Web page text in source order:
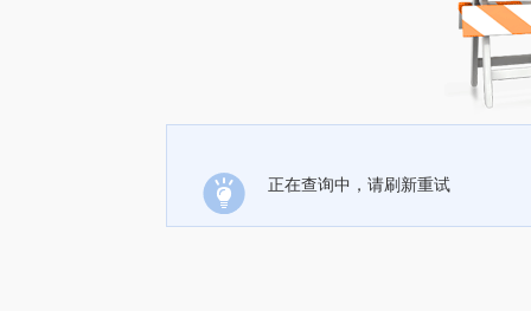
正在查询中，请刷新重试